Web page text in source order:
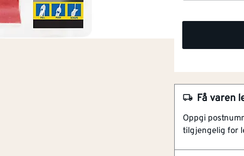
Få varen
Oppgi
tilgjengelig for
Enkel i bruk
Et must-have
verktøyet er